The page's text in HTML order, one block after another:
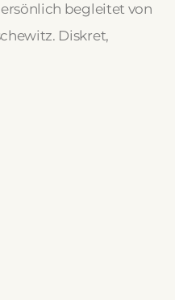
begleitet von
Diskret,